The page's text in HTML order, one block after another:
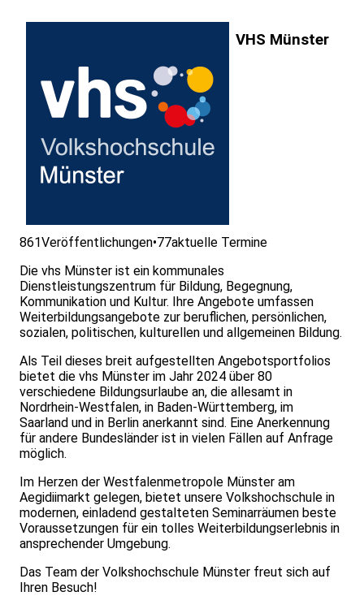
VHS Münster
861Veröffentlichungen•77aktuelle Termine
Die vhs Münster ist ein kommunales
Dienstleistungszentrum für Bildung, Begegnung,
Kommunikation und Kultur. Ihre Angebote umfassen
Weiterbildungsangebote zur beruflichen, persönlichen,
sozialen, politischen, kulturellen und allgemeinen Bildung.
Als Teil dieses breit aufgestellten Angebotsportfolios
bietet die vhs Münster im Jahr 2024 über 80
verschiedene Bildungsurlaube an, die allesamt in
Nordrhein-Westfalen, in Baden-Württemberg, im
Saarland und in Berlin anerkannt sind. Eine Anerkennung
für andere Bundesländer ist in vielen Fällen auf Anfrage
möglich.
Im Herzen der Westfalenmetropole Münster am
Aegidiimarkt gelegen, bietet unsere Volkshochschule in
modernen, einladend gestalteten Seminarräumen beste
Voraussetzungen für ein tolles Weiterbildungserlebnis in
ansprechender Umgebung.
Das Team der Volkshochschule Münster freut sich auf
Ihren Besuch!